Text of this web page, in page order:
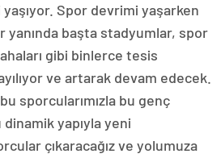
Spor devrimi yaşarken
yanında başta stadyumlar, spor
gibi binlerce tesis
ve artarak devam edecek.
sporcularımızla bu genç
yapıyla yeni
çıkaracağız ve yolumuza